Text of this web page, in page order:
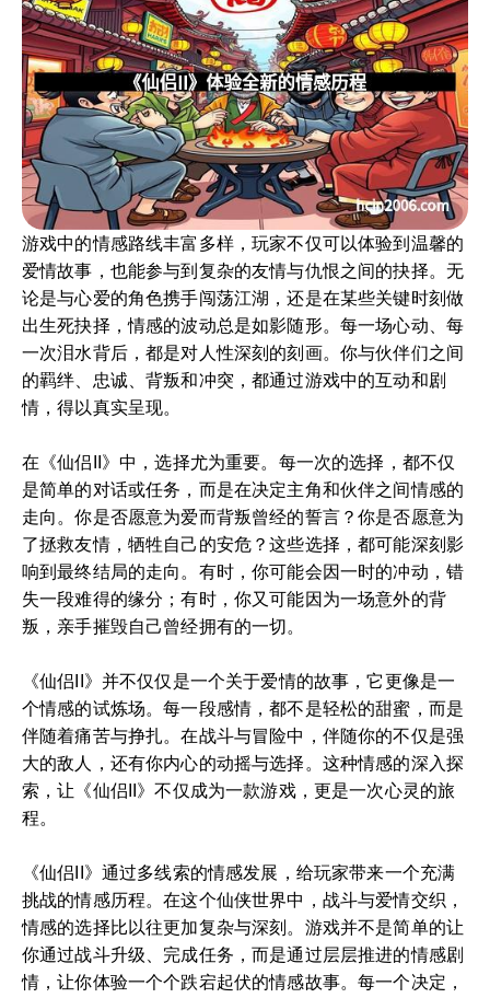
游戏中的情感路线丰富多样，玩家不仅可以体验到温馨的
爱情故事，也能参与到复杂的友情与仇恨之间的抉择。无
论是与心爱的角色携手闯荡江湖，还是在某些关键时刻做
出生死抉择，情感的波动总是如影随形。每一场心动、每
一次泪水背后，都是对人性深刻的刻画。你与伙伴们之间
的羁绊、忠诚、背叛和冲突，都通过游戏中的互动和剧
情，得以真实呈现。
在《仙侣II》中，选择尤为重要。每一次的选择，都不仅
是简单的对话或任务，而是在决定主角和伙伴之间情感的
走向。你是否愿意为爱而背叛曾经的誓言？你是否愿意为
了拯救友情，牺牲自己的安危？这些选择，都可能深刻影
响到最终结局的走向。有时，你可能会因一时的冲动，错
失一段难得的缘分；有时，你又可能因为一场意外的背
叛，亲手摧毁自己曾经拥有的一切。
《仙侣II》并不仅仅是一个关于爱情的故事，它更像是一
个情感的试炼场。每一段感情，都不是轻松的甜蜜，而是
伴随着痛苦与挣扎。在战斗与冒险中，伴随你的不仅是强
大的敌人，还有你内心的动摇与选择。这种情感的深入探
索，让《仙侣II》不仅成为一款游戏，更是一次心灵的旅
程。
《仙侣II》通过多线索的情感发展，给玩家带来一个充满
挑战的情感历程。在这个仙侠世界中，战斗与爱情交织，
情感的选择比以往更加复杂与深刻。游戏并不是简单的让
你通过战斗升级、完成任务，而是通过层层推进的情感剧
情，让你体验一个个跌宕起伏的情感故事。每一个决定，